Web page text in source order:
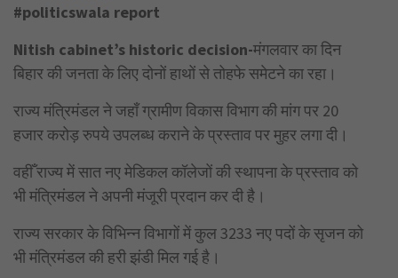
#politicswala report
Nitish cabinet’s historic decision-मंगलवार का दिन
बिहार की जनता के लिए दोनों हाथों से तोहफे समेटने का रहा।
राज्य मंत्रिमंडल ने जहाँ ग्रामीण विकास विभाग की मांग पर 20
हजार करोड़ रुपये उपलब्ध कराने के प्रस्ताव पर मुहर लगा दी।
वहीँ राज्य में सात नए मेडिकल कॉलेजों की स्थापना के प्रस्ताव को
भी मंत्रिमंडल ने अपनी मंजूरी प्रदान कर दी है।
राज्य सरकार के विभिन्न विभागों में कुल 3233 नए पदों के सृजन को
भी मंत्रिमंडल की हरी झंडी मिल गई है।